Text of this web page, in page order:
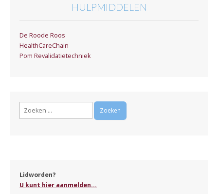
HULPMIDDELEN
De Roode Roos
HealthCareChain
Pom Revalidatietechniek
Zoeken
Lidworden?
U kunt hier aanmelden...